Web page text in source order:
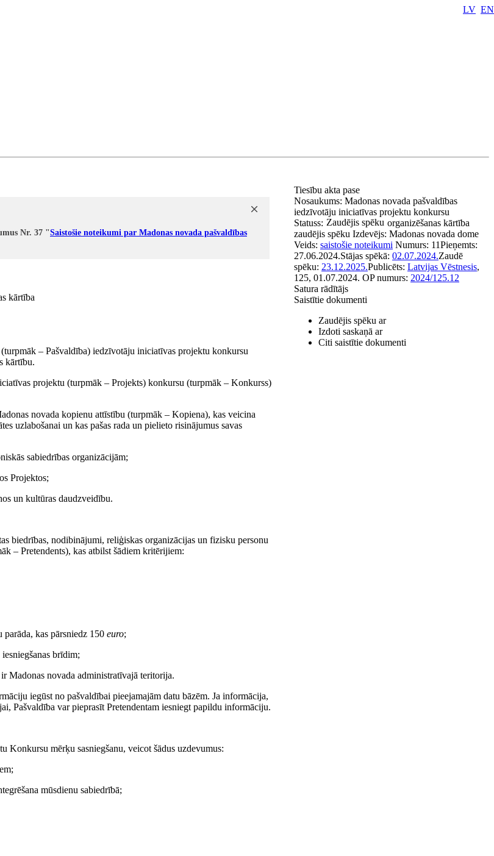
LV EN
Nr. 37 "Saistošie noteikumi par Madonas novada pašvaldības
kārtība
– Pašvaldība) iedzīvotāju iniciatīvas projektu konkursu
kārtību.
projektu (turpmāk – Projekts) konkursu (turpmāk – Konkurss)
novada kopienu attīstību (turpmāk – Kopiena), kas veicina
uzlabošanai un kas pašas rada un pielieto risinājumus savas
sabiedrības organizācijām;
Projektos;
un kultūras daudzveidību.
biedrības, nodibinājumi, reliģiskas organizācijas un fizisku personu
– Pretendents), kas atbilst šādiem kritērijiem:
kas pārsniedz 150 euro;
brīdim;
Madonas novada administratīvajā teritorija.
iegūst no pašvaldībai pieejamajām datu bāzēm. Ja informācija,
Pašvaldība var pieprasīt Pretendentam iesniegt papildu informāciju.
Konkursu mērķu sasniegšanu, veicot šādus uzdevumus:
mūsdienu sabiedrībā;
Tiesību akta pase
Nosaukums: Madonas novada pašvaldības
iedzīvotāju iniciatīvas projektu konkursu
organizēšanas kārtība
Statuss: Zaudējis spēku
zaudējis spēku Izdevējs: Madonas novada dome
Veids: saistošie noteikumi Numurs: 11Pieņemts:
27.06.2024.Stājas spēkā: 02.07.2024.Zaudē
spēku: 23.12.2025.Publicēts: Latvijas Vēstnesis,
125, 01.07.2024. OP numurs: 2024/125.12
Satura rādītājs
Saistītie dokumenti
Zaudējis spēku ar
Izdoti saskaņā ar
Citi saistītie dokumenti